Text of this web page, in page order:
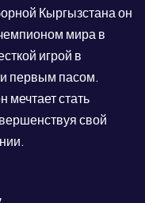
Кыргызстана он
мира в
игрой в
первым пасом.
мечтает стать
свой